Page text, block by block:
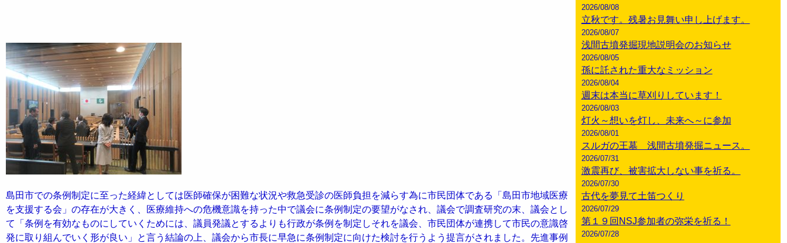
島田市での条例制定に至った経緯としては医師確保が困難な状況や救急受診の医師負担を減らす為に市民団体である「島田市地域医療
を支援する会」の存在が大きく、医療維持への危機意識を持った中で議会に条例制定の要望がなされ、議会で調査研究の末、議会とし
て「条例を有効なものにしていくためには、議員発議とするよりも行政が条例を制定しそれを議会、市民団体が連携して市民の意識啓
発に取り組んでいく形が良い」と言う結論の上、議会から市長に早急に条例制定に向けた検討を行うよう提言がされました。先進事例
2026/08/08
立秋です。残暑お見舞い申し上げます。
2026/08/07
浅間古墳発掘現地説明会のお知らせ
2026/08/05
孫に託された重大なミッション
2026/08/04
週末は本当に草刈りしています！
2026/08/03
灯火～想いを灯し、未来へ～に参加
2026/08/01
スルガの王墓 浅間古墳発掘ニュース。
2026/07/31
激震再び、被害拡大しない事を祈る。
2026/07/30
古代を夢見て土笛つくり
2026/07/29
第１９回NSJ参加者の弥栄を祈る！
2026/07/28